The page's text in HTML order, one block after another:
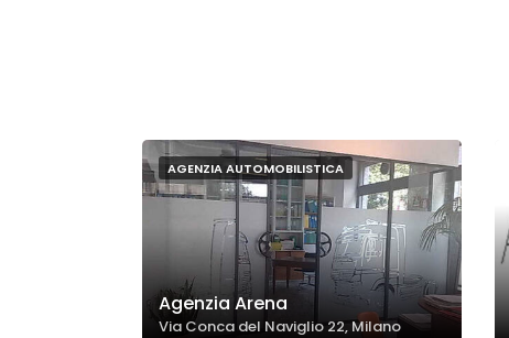
AGENZIA AUTOMOBILISTICA
Agenzia Arena
Via Conca del Naviglio 22, Milano